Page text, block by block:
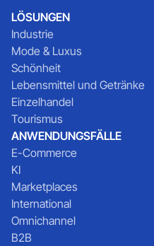
LÖSUNGEN
Industrie
Mode & Luxus
Schönheit
Lebensmittel und Getränke
Einzelhandel
Tourismus
ANWENDUNGSFÄLLE
E-Commerce
KI
Marketplaces
International
Omnichannel
B2B